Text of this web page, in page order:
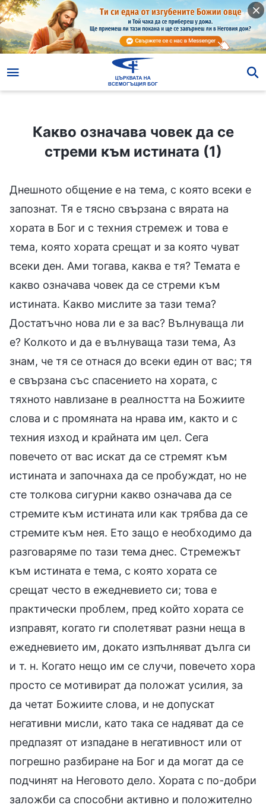
Какво означава човек да се стреми към истината (1)
Какво означава човек да се
стреми към истината (1)
Днешното общение е на тема, с която всеки е
запознат. Тя е тясно свързана с вярата на
хората в Бог и с техния стремеж и това е
тема, която хората срещат и за която чуват
всеки ден. Ами тогава, каква е тя? Темата е
какво означава човек да се стреми към
истината. Какво мислите за тази тема?
Достатъчно нова ли е за вас? Вълнуваща ли
е? Колкото и да е вълнуваща тази тема, Аз
знам, че тя се отнася до всеки един от вас; тя
е свързана със спасението на хората, с
тяхното навлизане в реалността на Божиите
слова и с промяната на нрава им, както и с
техния изход и крайната им цел. Сега
повечето от вас искат да се стремят към
истината и започнаха да се пробуждат, но не
сте толкова сигурни какво означава да се
стремите към истината или как трябва да се
стремите към нея. Ето защо е необходимо да
разговаряме по тази тема днес. Стремежът
към истината е тема, с която хората се
срещат често в ежедневието си; това е
практически проблем, пред който хората се
изправят, когато ги сполетяват разни неща в
ежедневието им, докато изпълняват дълга си
и т. н. Когато нещо им се случи, повечето хора
просто се мотивират да положат усилия, за
да четат Божиите слова, и не допускат
негативни мисли, като така се надяват да се
предпазят от изпадане в негативност или от
погрешно разбиране на Бог и да могат да се
подчинят на Неговото дело. Хората с по-добри
заложби са способни активно и положително